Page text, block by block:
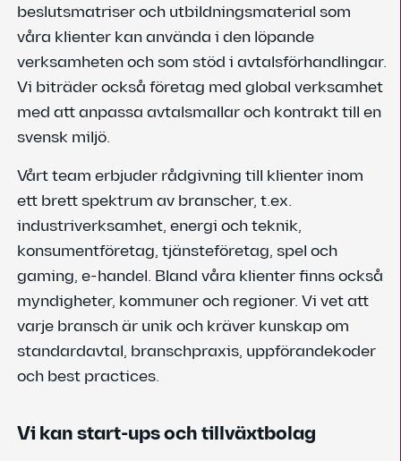
beslutsmatriser och utbildningsmaterial som
våra klienter kan använda i den löpande
verksamheten och som stöd i avtalsförhandlingar.
Vi biträder också företag med global verksamhet
med att anpassa avtalsmallar och kontrakt till en
svensk miljö.
Vårt team erbjuder rådgivning till klienter inom
ett brett spektrum av branscher, t.ex.
industriverksamhet, energi och teknik,
konsumentföretag, tjänsteföretag, spel och
gaming, e-handel. Bland våra klienter finns också
myndigheter, kommuner och regioner. Vi vet att
varje bransch är unik och kräver kunskap om
standardavtal, branschpraxis, uppförandekoder
och best practices.
Vi kan start-ups och tillväxtbolag